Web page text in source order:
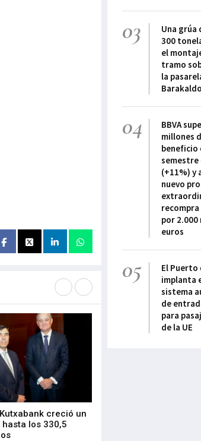
creció un
hasta los 330,5
03
Una grúa
300
el
tramo
la
04
BBVA
millones
beneficio
semestre
(+11%) y
nuevo
recompra
por
euros
05
El Puerto
implanta
sistema
de
para
de la UE